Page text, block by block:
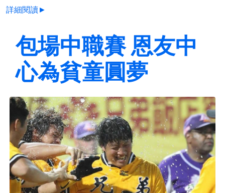
詳細閱讀►
包場中職賽 恩友中
心為貧童圓夢